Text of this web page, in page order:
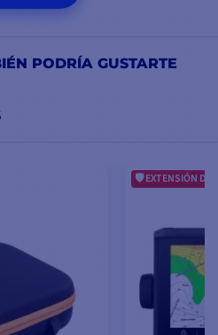
PODRÍA GUSTARTE
EXTENSIÓN DE